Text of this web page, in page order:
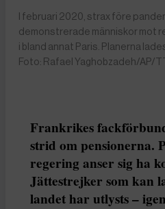
I februari 2020, strax före
demonstrerade människor mot
i bland annat Paris. Planerna
Foto: Rafael Yaghobzadeh/AP/
Frankrikes
strid om pensionerna.
regering anser sig ha
Jättestrejker som kan
landet har utlysts –